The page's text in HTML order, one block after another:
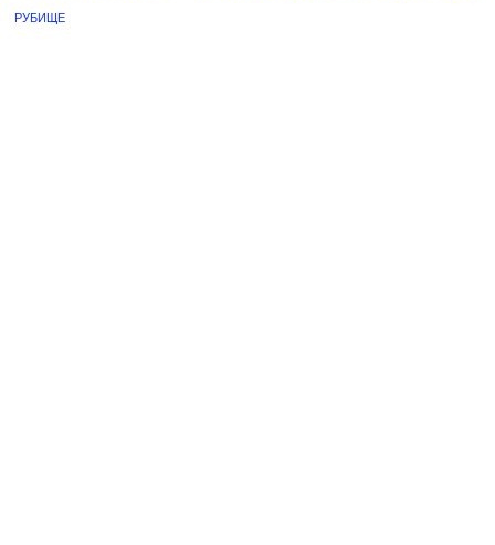
РУБИЩЕ